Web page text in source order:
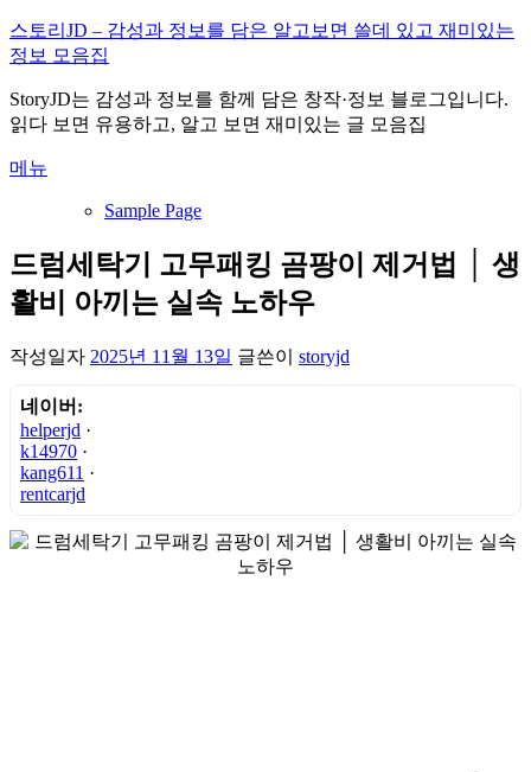
내
용
로
바
가
스토리JD – 감성과 정보를 담은 알고보면 쓸데 있고 재미있는
정보 모음집
StoryJD는 감성과 정보를 함께 담은 창작·정보 블로그입니다.
읽다 보면 유용하고, 알고 보면 재미있는 글 모음집
메뉴
Sample Page
드럼세탁기 고무패킹 곰팡이 제거법 │ 생
활비 아끼는 실속 노하우
작성일자 2025년 11월 13일 글쓴이 storyjd
네이버:
helperjd ·
k14970 ·
kang611 ·
rentcarjd